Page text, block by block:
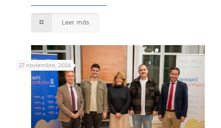
Leer más
27 noviembre, 2024